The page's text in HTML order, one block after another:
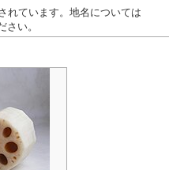
れています。地名については
さい。